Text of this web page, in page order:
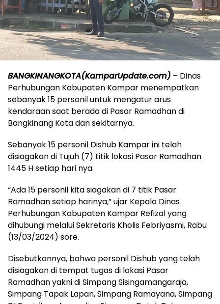
BANGKINANGKOTA(KamparUpdate.com) – Dinas
Perhubungan Kabupaten Kampar menempatkan
sebanyak 15 personil untuk mengatur arus
kendaraan saat berada di Pasar Ramadhan di
Bangkinang Kota dan sekitarnya.
Sebanyak 15 personil Dishub Kampar ini telah
disiagakan di Tujuh (7) titik lokasi Pasar Ramadhan
1445 H setiap hari nya.
“Ada 15 personil kita siagakan di 7 titik Pasar
Ramadhan setiap harinya,” ujar Kepala Dinas
Perhubungan Kabupaten Kampar Refizal yang
dihubungi melalui Sekretaris Kholis Febriyasmi, Rabu
(13/03/2024) sore.
Disebutkannya, bahwa personil Dishub yang telah
disiagakan di tempat tugas di lokasi Pasar
Ramadhan yakni di Simpang Sisingamangaraja,
Simpang Tapak Lapan, Simpang Ramayana, Simpang